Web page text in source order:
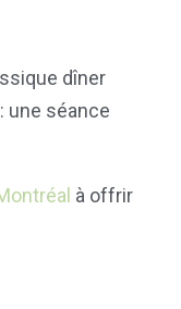
dîner
une séance
à offrir